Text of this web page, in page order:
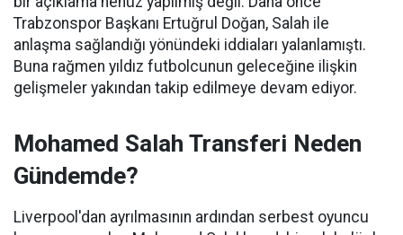
Trabzonspor Başkanı Ertuğrul Doğan, Salah ile
anlaşma sağlandığı yönündeki iddiaları yalanlamıştı.
Buna rağmen yıldız futbolcunun geleceğine ilişkin
gelişmeler yakından takip edilmeye devam ediyor.
Mohamed Salah Transferi Neden
Gündemde?
Liverpool'dan ayrılmasının ardından serbest oyuncu